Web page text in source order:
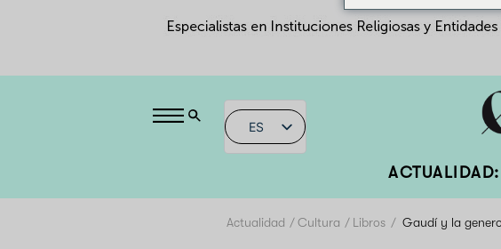
ES
ACTUALIDAD:
Actualidad Cultura Libros Gaudí y la